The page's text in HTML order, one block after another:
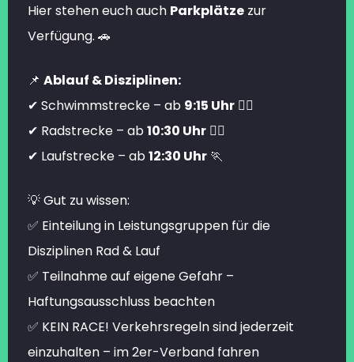
Hier stehen euch auch Parkplätze zur
Verfügung. 🚗
📌 Ablauf & Disziplinen:
✔ Schwimmstrecke – ab 9:15 Uhr 🏊‍♂️
✔ Radstrecke – ab 10:30 Uhr 🚴‍♀️
✔ Laufstrecke – ab 12:30 Uhr 🏃
💡 Gut zu wissen:
✅ Einteilung in Leistungsgruppen für die
Disziplinen Rad & Lauf
✅ Teilnahme auf eigene Gefahr –
Haftungsausschluss beachten
✅ KEIN RACE! Verkehrsregeln sind jederzeit
einzuhalten – im 2er-Verband fahren